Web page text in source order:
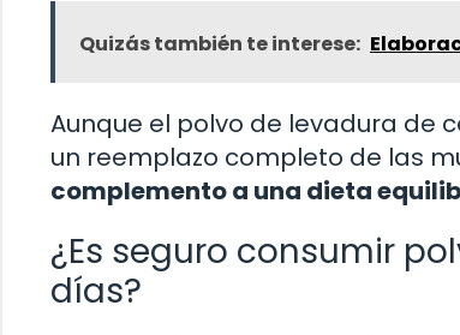
Quizás también te interese:
Aunque el polvo de levadura de
un reemplazo completo de las
complemento a una dieta
¿Es seguro consumir
días?